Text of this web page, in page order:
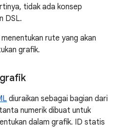
tidak ada konsep
DSL.
rute yang akan
grafik.
diuraikan sebagai bagian dari
numerik dibuat untuk
dalam grafik. ID statis